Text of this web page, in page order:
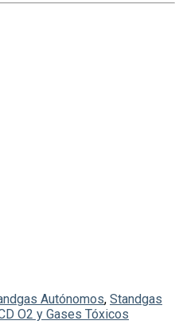
Autónomos, Standgas
O2 y Gases Tóxicos